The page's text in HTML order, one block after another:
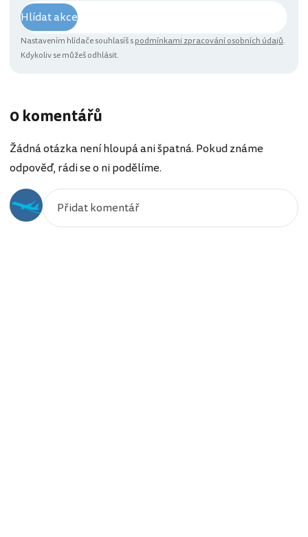
Hlídat akce
Nastavením hlídače souhlasíš spodmínkami zpracování osobních údajů.
Kdykoliv se můžeš odhlásit.
0 komentářů
Žádná otázka není hloupá ani špatná. Pokud známe
odpověď, rádi se o ni podělíme.